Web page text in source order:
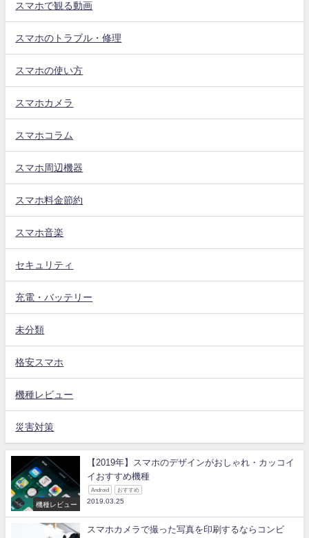
スマホで観る動画
スマホのトラブル・修理
スマホの使い方
スマホカメラ
スマホコラム
スマホ周辺機器
スマホ料金節約
スマホ音楽
セキュリティ
充電・バッテリー
未分類
格安スマホ
機種レビュー
災害対策
機種レビュー
【2019年】スマホのデザインがおしゃれ・カッコイ
イおすすめ機種
Android おすすめ
2019.03.25
スマホカメラで撮った写真を印刷するならコンビ